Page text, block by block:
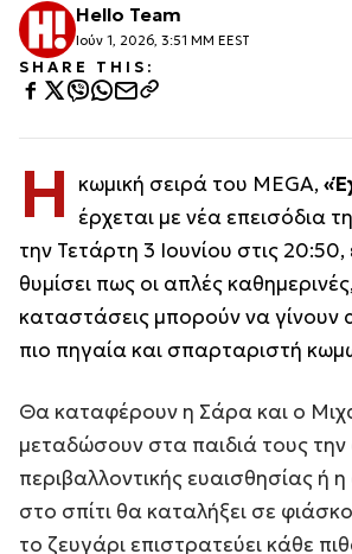
Hello Team
Ιούν 1, 2026, 3:51 ΜΜ EEST
SHARE THIS:
Η κωμική σειρά του MEGA,
έρχεται με νέα επεισόδια
την Τετάρτη 3 Ιουνίου στις
θυμίσει πως οι απλές
καταστάσεις μπορούν να γίνουν
πιο πηγαία και σπαρταριστή
Θα καταφέρουν η Σάρα και ο
μεταδώσουν στα παιδιά τους την
περιβαλλοντικής ευαισθησίας ή
στο σπίτι θα καταλήξει σε
το ζευγάρι επιστρατεύει κάθε